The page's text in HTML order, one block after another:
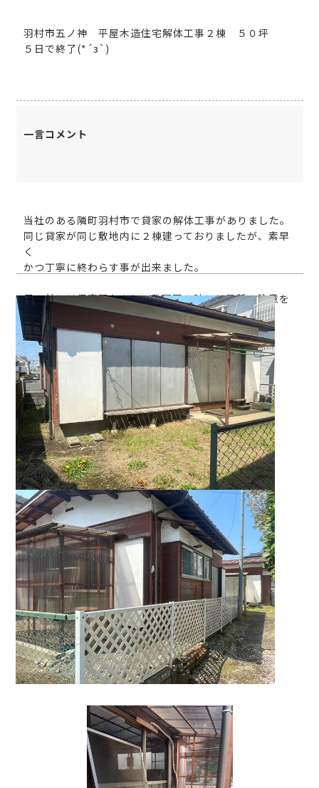
羽村市五ノ神 平屋木造住宅解体工事２棟 ５０坪
５日で終了(*´з`)
一言コメント
当社のある隣町羽村市で貸家の解体工事がありました。
同じ貸家が同じ敷地内に２棟建っておりましたが、素早
く
かつ丁寧に終わらす事が出来ました。
目の前には保育園もあり、登下園の時には最新の注意を
して
最後は道路も綺麗に水洗いして終了(*´з`)